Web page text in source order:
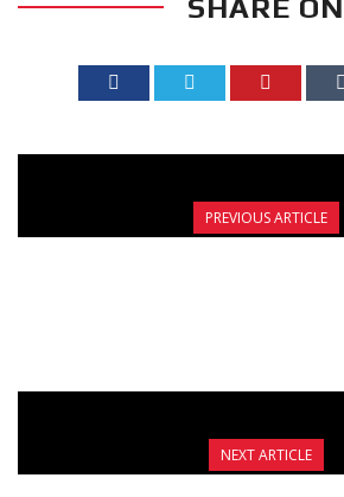
SHARE ON
PREVIOUS ARTICLE
NEXT ARTICLE